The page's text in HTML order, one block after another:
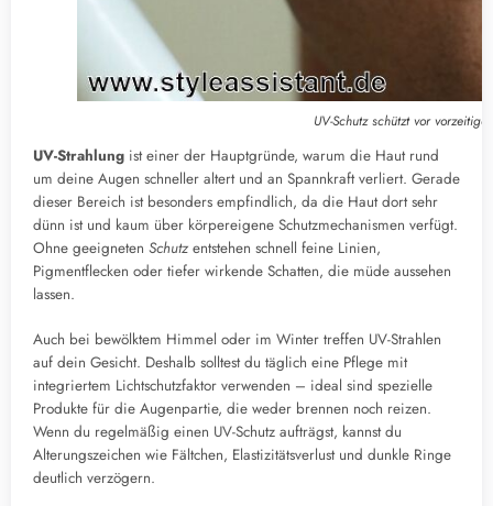
UV-Schutz schützt vor
UV-Strahlung ist einer der Hauptgründe, warum die Haut rund
um deine Augen schneller altert und an Spannkraft verliert. Gerade
dieser Bereich ist besonders empfindlich, da die Haut dort sehr
dünn ist und kaum über körpereigene Schutzmechanismen verfügt.
Ohne geeigneten Schutz entstehen schnell feine Linien,
Pigmentflecken oder tiefer wirkende Schatten, die müde aussehen
lassen.
Auch bei bewölktem Himmel oder im Winter treffen UV-Strahlen
auf dein Gesicht. Deshalb solltest du täglich eine Pflege mit
integriertem Lichtschutzfaktor verwenden – ideal sind spezielle
Produkte für die Augenpartie, die weder brennen noch reizen.
Wenn du regelmäßig einen UV-Schutz aufträgst, kannst du
Alterungszeichen wie Fältchen, Elastizitätsverlust und dunkle Ringe
deutlich verzögern.